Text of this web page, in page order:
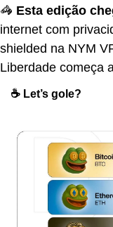
🦓 Esta edição
internet com
shielded na NYM
Liberdade começa
☕️ Let’s gole?